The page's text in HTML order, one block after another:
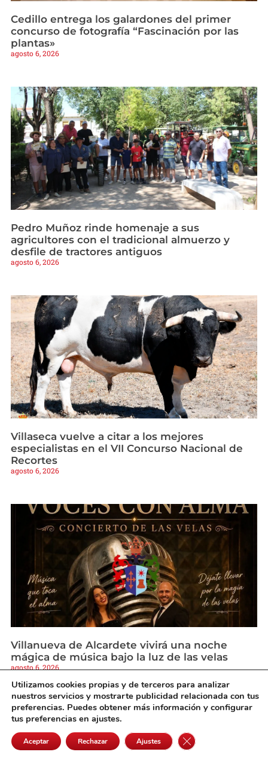
Cedillo entrega los galardones del primer
concurso de fotografía “Fascinación por las
plantas»
agosto 6, 2026
Pedro Muñoz rinde homenaje a sus
agricultores con el tradicional almuerzo y
desfile de tractores antiguos
agosto 6, 2026
Villaseca vuelve a citar a los mejores
especialistas en el VII Concurso Nacional de
Recortes
agosto 6, 2026
Villanueva de Alcardete vivirá una noche
mágica de música bajo la luz de las velas
agosto 6, 2026
Utilizamos cookies propias y de terceros para analizar
nuestros servicios y mostrarte publicidad relacionada con tus
preferencias. Puedes obtener más información y configurar
tus preferencias en ajustes.
Aceptar Rechazar Ajustes Cerrar el banner de